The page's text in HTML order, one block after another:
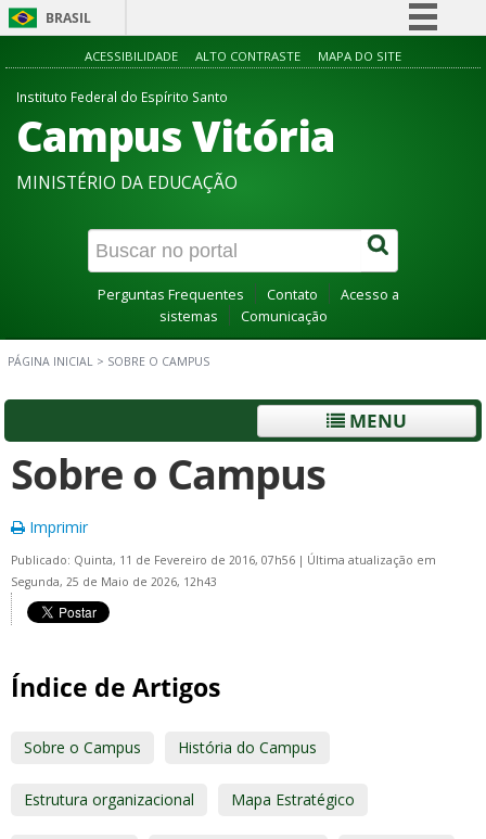
BRASIL
Simplifique!
Acesso à informação
Canais
ACESSIBILIDADE ALTO CONTRASTE MAPA DO SITE
Instituto Federal do Espírito Santo
Campus Vitória
MINISTÉRIO DA EDUCAÇÃO
Perguntas Frequentes Contato
Acesso a
sistemas
Comunicação
PÁGINA INICIAL > SOBRE O CAMPUS
MENU
Sobre o Campus
Imprimir
Publicado: Quinta, 11 de Fevereiro de 2016, 07h56 | Última atualização em
Segunda, 25 de Maio de 2026, 12h43
Índice de Artigos
Sobre o Campus História do Campus
Estrutura organizacional Mapa Estratégico